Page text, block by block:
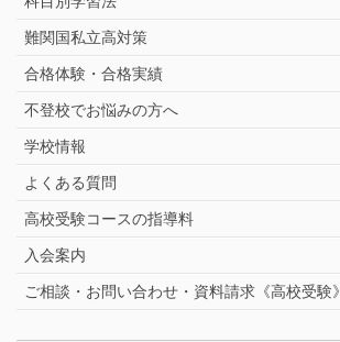
難関国私立高対策
合格体験・合格実績
不登校でお悩みの方へ
学校情報
よくある質問
高校受験コースの指導料
入会案内
ご相談・お問い合わせ・資料請求《高校受験》